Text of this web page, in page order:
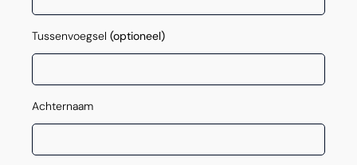
Tussenvoegsel (optioneel)
Achternaam